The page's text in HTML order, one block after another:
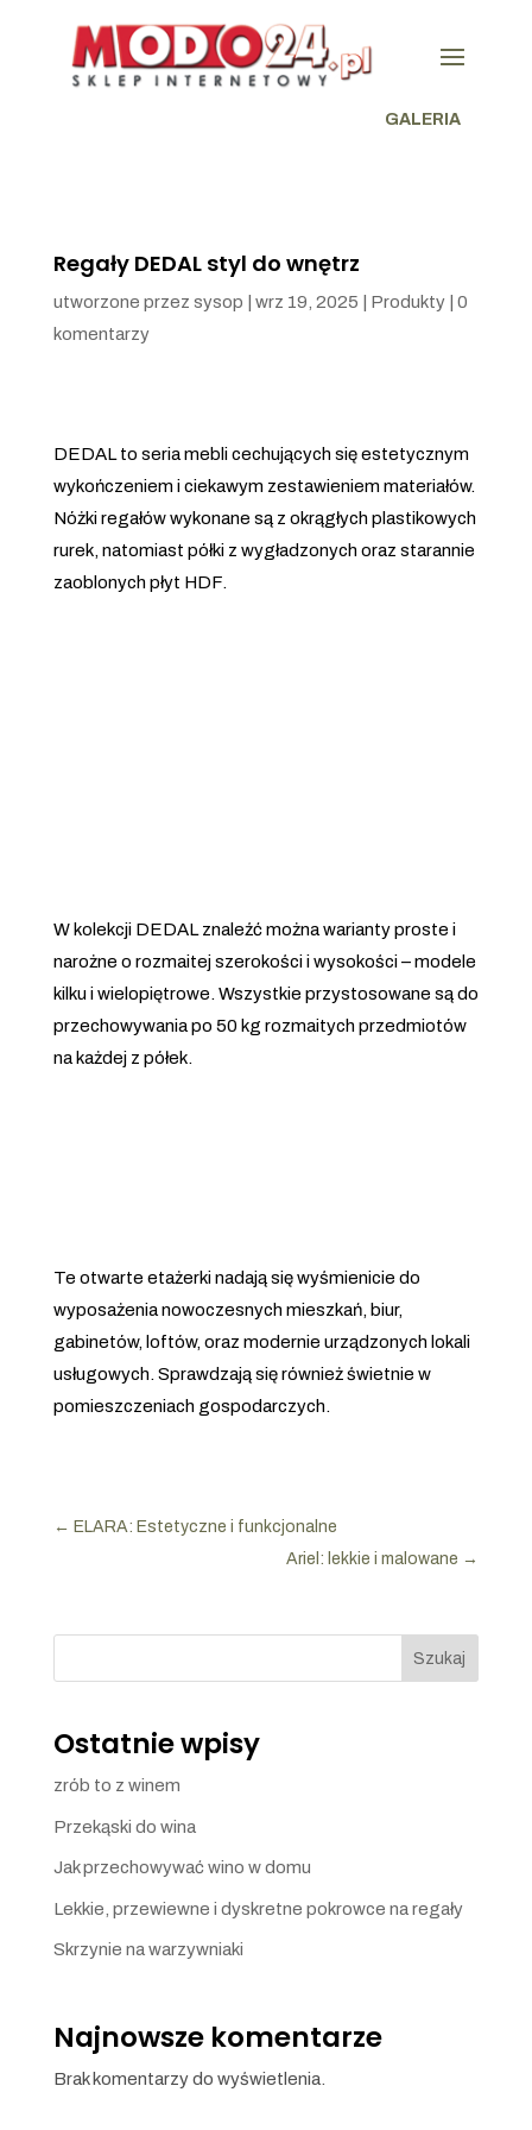
GALERIA
Regały DEDAL styl do wnętrz
utworzone przez sysop wrz 19, 2025 Produkty| 0
komentarzy
DEDAL to seria mebli cechujących się estetycznym
wykończeniem i ciekawym zestawieniem materiałów.
Nóżki regałów wykonane są z okrągłych plastikowych
rurek, natomiast półki z wygładzonych oraz starannie
zaoblonych płyt HDF.
W kolekcji DEDAL znaleźć można warianty proste i
narożne o rozmaitej szerokości i wysokości – modele
kilku i wielopiętrowe. Wszystkie przystosowane są do
przechowywania po 50 kg rozmaitych przedmiotów
na każdej z półek.
Te otwarte etażerki nadają się wyśmienicie do
wyposażenia nowoczesnych mieszkań, biur,
gabinetów, loftów, oraz modernie urządzonych lokali
usługowych. Sprawdzają się również świetnie w
pomieszczeniach gospodarczych.
← ELARA: Estetyczne i funkcjonalne
Ariel: lekkie i malowane →
Szukaj
Ostatnie wpisy
zrób to z winem
Przekąski do wina
Jak przechowywać wino w domu
Lekkie, przewiewne i dyskretne pokrowce na regały
Skrzynie na warzywniaki
Najnowsze komentarze
Brak komentarzy do wyświetlenia.